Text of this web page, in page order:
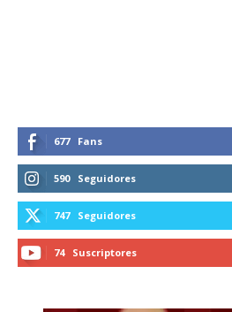
677 Fans
590 Seguidores
747 Seguidores
74 Suscriptores